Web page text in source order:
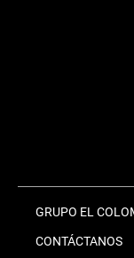
GRUPO EL
CONTÁCTANOS